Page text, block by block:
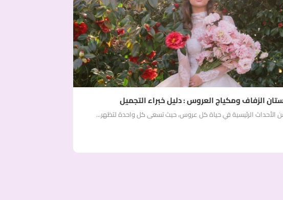
الزفاف ومكياج العروس : دليل خبراء التجميل
الأحداث الرئيسية في حياة كل عروس، حيث تسعى كل واحدة لتظهر...